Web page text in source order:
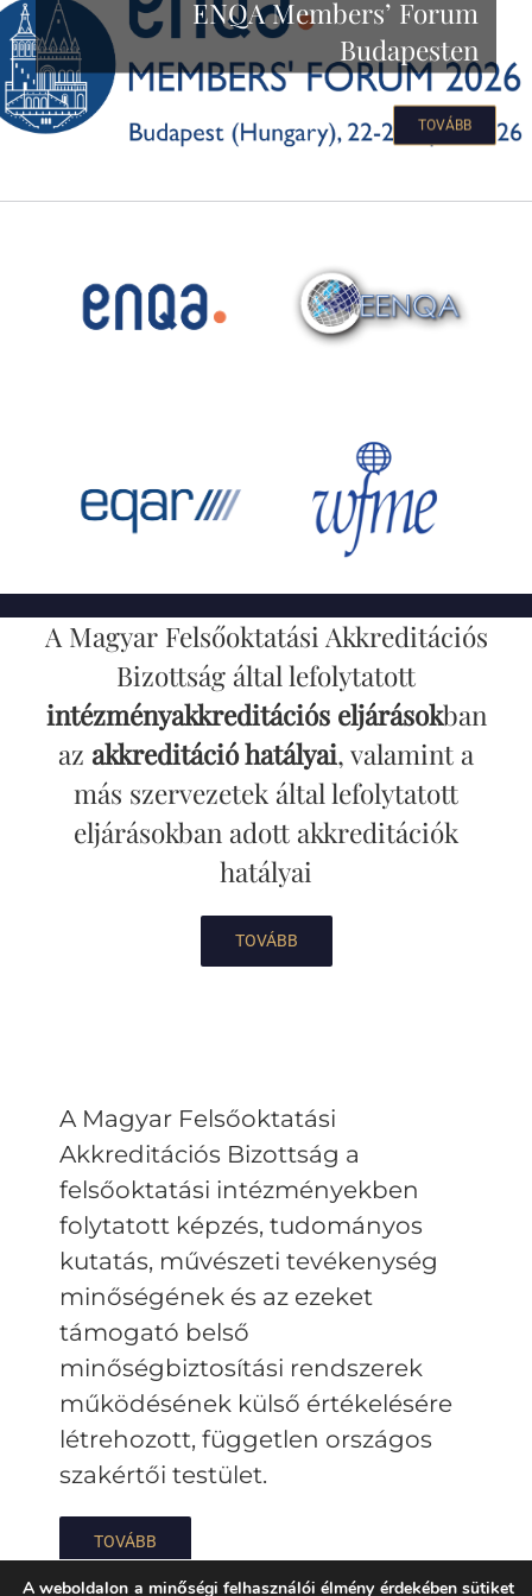
ENQA Members’ Forum
Budapesten
TOVÁBB
A Magyar Felsőoktatási Akkreditációs
Bizottság által lefolytatott
intézményakkreditációs eljárásokban
az akkreditáció hatályai, valamint a
más szervezetek által lefolytatott
eljárásokban adott akkreditációk
hatályai
TOVÁBB
A Magyar Felsőoktatási
Akkreditációs Bizottság a
felsőoktatási intézményekben
folytatott képzés, tudományos
kutatás, művészeti tevékenység
minőségének és az ezeket
támogató belső
minőségbiztosítási rendszerek
működésének külső értékelésére
létrehozott, független országos
szakértői testület.
TOVÁBB
A weboldalon a minőségi felhasználói élmény érdekében sütiket